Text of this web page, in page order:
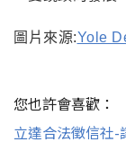
圖片來源:Yole
您也許會喜歡：
立達合法徵信社-